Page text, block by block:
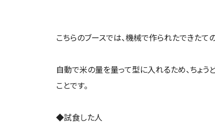
こちらのブースでは、機械で作られたできたて
自動で米の量を量って型に入れるため、ちょ
ことです。
◆試食した人